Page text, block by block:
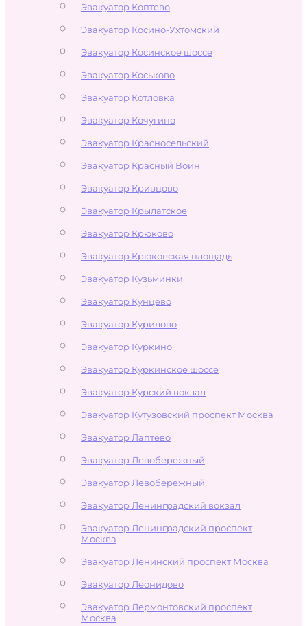
Эвакуатор Коптево
Эвакуатор Косино-Ухтомский
Эвакуатор Косинское шоссе
Эвакуатор Коськово
Эвакуатор Котловка
Эвакуатор Кочугино
Эвакуатор Красносельский
Эвакуатор Красный Воин
Эвакуатор Кривцово
Эвакуатор Крылатское
Эвакуатор Крюково
Эвакуатор Крюковская площадь
Эвакуатор Кузьминки
Эвакуатор Кунцево
Эвакуатор Курилово
Эвакуатор Куркино
Эвакуатор Куркинское шоссе
Эвакуатор Курский вокзал
Эвакуатор Кутузовский проспект Москва
Эвакуатор Лаптево
Эвакуатор Левобережный
Эвакуатор Левобережный
Эвакуатор Ленинградский вокзал
Эвакуатор Ленинградский проспект
Москва
Эвакуатор Ленинский проспект Москва
Эвакуатор Леонидово
Эвакуатор Лермонтовский проспект
Москва